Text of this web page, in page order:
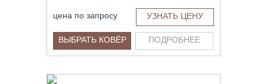
цена по запросу УЗНАТЬ ЦЕНУ
ВЫБРАТЬ КОВЁР ПОДРОБНЕЕ